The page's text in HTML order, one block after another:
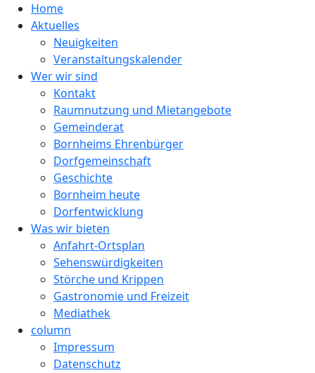
Home
Aktuelles
Neuigkeiten
Veranstaltungskalender
Wer wir sind
Kontakt
Raumnutzung und Mietangebote
Gemeinderat
Bornheims Ehrenbürger
Dorfgemeinschaft
Geschichte
Bornheim heute
Dorfentwicklung
Was wir bieten
Anfahrt-Ortsplan
Sehenswürdigkeiten
Störche und Krippen
Gastronomie und Freizeit
Mediathek
column
Impressum
Datenschutz